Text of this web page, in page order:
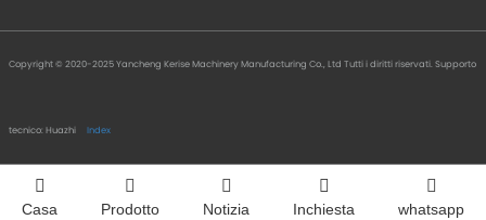
Copyright © 2020-2025 Yancheng Kerise Machinery Manufacturing Co., Ltd Tutti i diritti riservati.Supporto
tecnico: Huazhi Index
Casa Prodotto Notizia Inchiesta whatsapp